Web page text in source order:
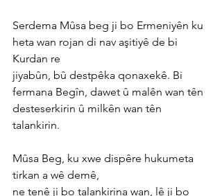
Serdema Mûsa beg ji bo Ermeniyên ku
heta wan rojan di nav aşitiyê de bi
Kurdan re
jiyabûn, bû destpêka qonaxekê. Bi
fermana Begîn, dawet û malên wan tên
desteserkirin û milkên wan tên
talankirin.
Mûsa Beg, ku xwe dispêre hukumeta
tirkan a wê demê,
ne tenê ji bo talankirina wan, lê ji bo